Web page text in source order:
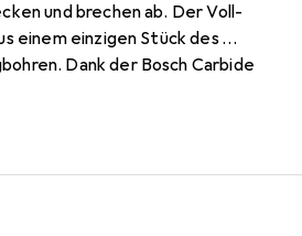
und brechen ab. Der Voll-
einem einzigen Stück des
Dank der Bosch Carbide
neu zielen oder den Bohrer
bietet
für SDS plus Bohrhämmer.
100; 100; 100, Gesamtlänge